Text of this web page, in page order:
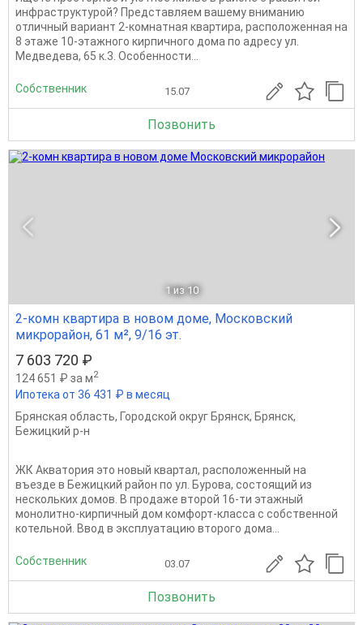
инфраструктурой? Представляем вашему вниманию
отличный вариант 2-комнатная квартира, расположенная на
8 этаже 10-этажного кирпичного дома по адресу ул.
Медведева, 65 к.3. Особенности...
Собственник 15.07
Позвонить
1 из 10
2-комн квартира в новом доме, Московский
микрорайон, 61 м², 9/16 эт.
7 603 720 ₽
124 651 ₽ за м2
Ипотека от 36 431 ₽ в месяц
Брянская область, Городской округ Брянск, Брянск,
Бежицкий р-н
ЖК Акватория это новый квартал, расположенный на
въезде в Бежицкий район по ул. Бурова, состоящий из
нескольких домов. В продаже второй 16-ти этажный
монолитно-кирпичный дом комфорт-класса с собственной
котельной. Ввод в эксплуатацию второго дома...
Собственник 03.07
Позвонить